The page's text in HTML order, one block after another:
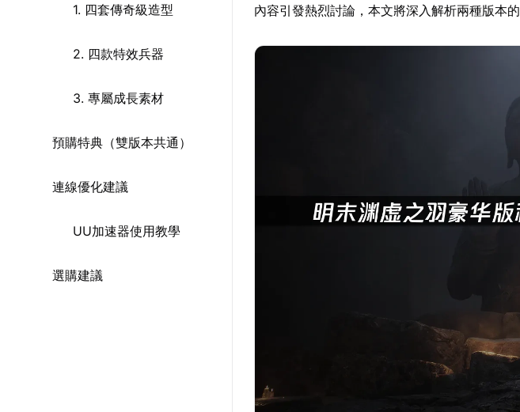
1. 四套傳奇級造型
2. 四款特效兵器
3. 專屬成長素材
預購特典（雙版本共通）
連線優化建議
UU加速器使用教學
選購建議
內容引發熱烈討論，本文將深入解析兩種版本